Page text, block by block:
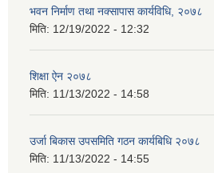
भवन निर्माण तथा नक्सापास कार्यविधि, २०७८
मिति: 12/19/2022 - 12:32
शिक्षा ऐन २०७८
मिति: 11/13/2022 - 14:58
उर्जा बिकास उपसमिति गठन कार्यबिधि २०७८
मिति: 11/13/2022 - 14:55